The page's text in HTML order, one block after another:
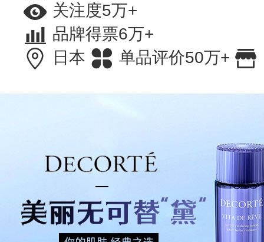
关注度5万+
品牌得票6万+
日本
单品评价50万+